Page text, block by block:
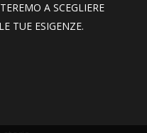
A SCEGLIERE
TUE ESIGENZE.